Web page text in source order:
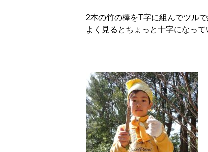
2本の竹の棒をT字に組んでツルで
よく見るとちょっと十字になって